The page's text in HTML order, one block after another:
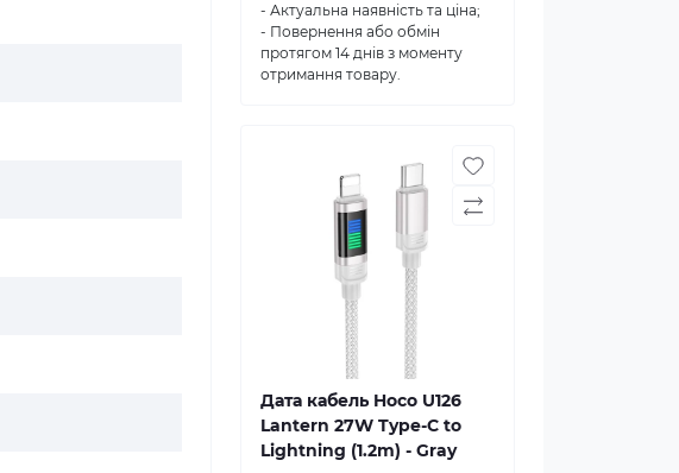
- Актуальна наявність та ціна;
- Повернення або обмін
протягом 14 днів з моменту
отримання товару.
Дата кабель Hoco U126
Lantern 27W Type-C to
Lightning (1.2m) - Gray